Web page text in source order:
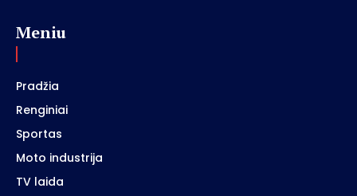
Meniu
Pradžia
Renginiai
Sportas
Moto industrija
TV laida